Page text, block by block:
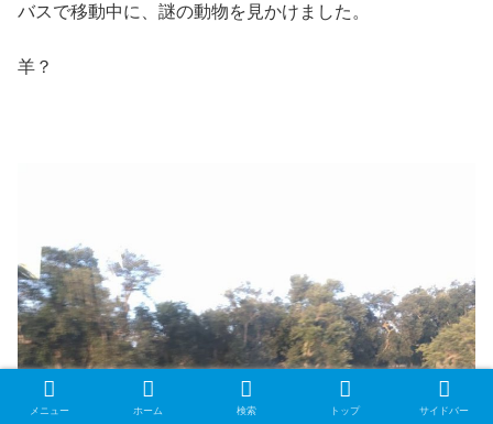
バスで移動中に、謎の動物を見かけました。
羊？
メニュー ホーム 検索 トップ サイドバー